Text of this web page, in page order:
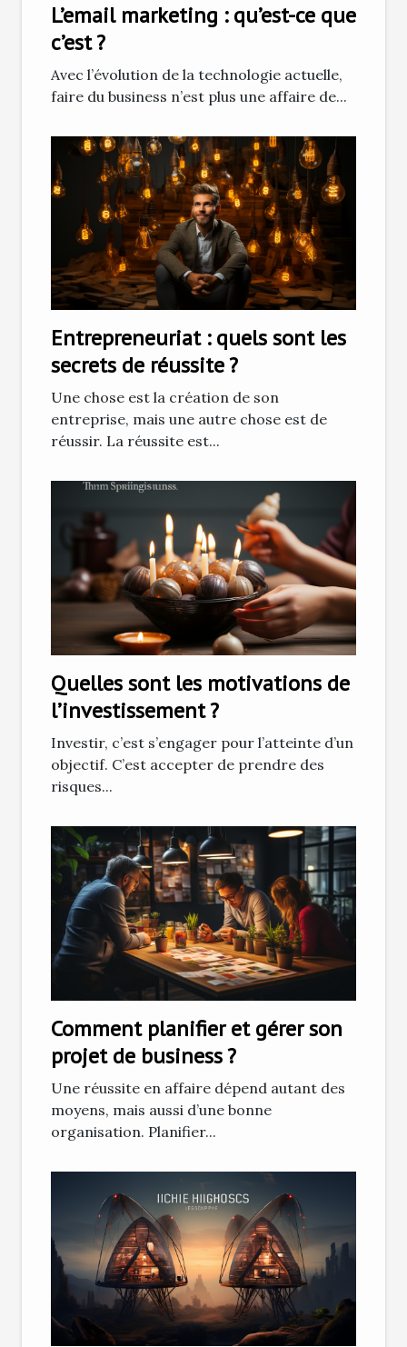
L’email marketing : qu’est-ce que
c’est ?
Avec l’évolution de la technologie actuelle,
faire du business n’est plus une affaire de...
Entrepreneuriat : quels sont les
secrets de réussite ?
Une chose est la création de son
entreprise, mais une autre chose est de
réussir. La réussite est...
Quelles sont les motivations de
l’investissement ?
Investir, c’est s’engager pour l’atteinte d’un
objectif. C’est accepter de prendre des
risques...
Comment planifier et gérer son
projet de business ?
Une réussite en affaire dépend autant des
moyens, mais aussi d’une bonne
organisation. Planifier...